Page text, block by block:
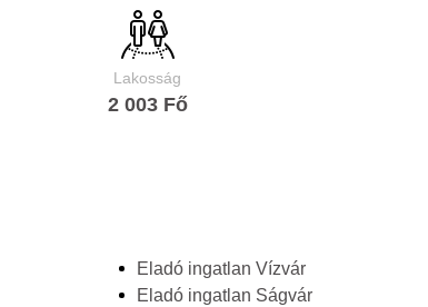
Lakosság
2 003 Fő
Eladó ingatlan Vízvár
Eladó ingatlan Ságvár